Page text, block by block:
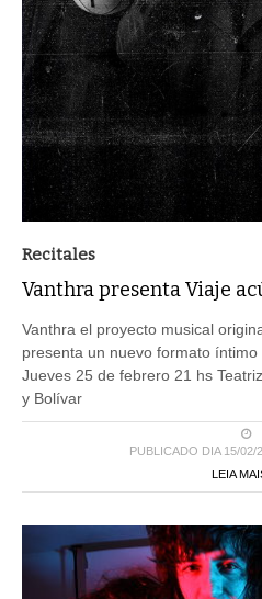
Recitales
Vanthra presenta Viaje
Vanthra el proyecto musical
presenta un nuevo formato
Jueves 25 de febrero 21 hs
y Bolívar
PUBLICADO DIA 15/02/
LEIA